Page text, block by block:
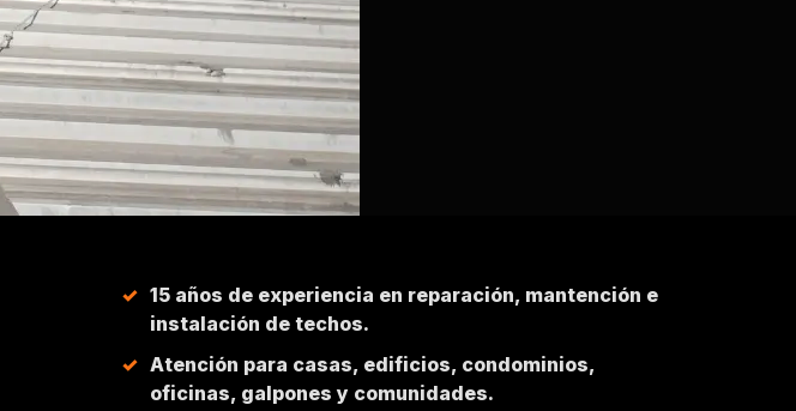
15 años de experiencia en reparación, mantención e
instalación de techos.
Atención para casas, edificios, condominios,
oficinas, galpones y comunidades.